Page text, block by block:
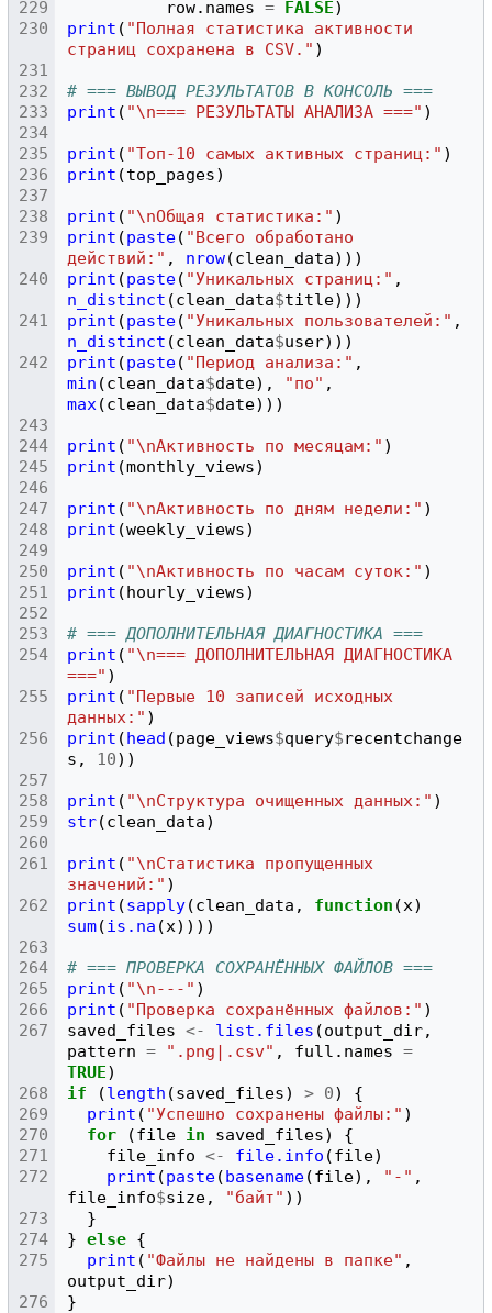
row.names = FALSE)
print ( "Полная статистика активности
страниц сохранена в CSV." )
# === ВЫВОД РЕЗУЛЬТАТОВ В КОНСОЛЬ ===
print ( "\n=== РЕЗУЛЬТАТЫ АНАЛИЗА ===" )
print ( "Топ-10 самых активных страниц:" )
print (top_pages)
print ( "\nОбщая статистика:" )
print (paste( "Всего обработано
действий:" , nrow(clean_data)))
print (paste( "Уникальных страниц:" ,
n_distinct (clean_data$title)))
print (paste( "Уникальных пользователей:" ,
n_distinct (clean_data$user)))
print (paste( "Период анализа:" ,
min (clean_data$date), "по" ,
max (clean_data$date)))
print ( "\nАктивность по месяцам:" )
print (monthly_views)
print ( "\nАктивность по дням недели:" )
print (weekly_views)
print ( "\nАктивность по часам суток:" )
print (hourly_views)
# === ДОПОЛНИТЕЛЬНАЯ ДИАГНОСТИКА ===
print ( "\n=== ДОПОЛНИТЕЛЬНАЯ ДИАГНОСТИКА
===" )
print ( "Первые 10 записей исходных
данных:" )
print (head (page_views$query$recentchange
s , 10))
print ( "\nСтруктура очищенных данных:" )
str(clean_data)
print ( "\nСтатистика пропущенных
значений:" )
print (sapply(clean_data , function (x)
sum(is.na (x))))
# === ПРОВЕРКА СОХРАНЁННЫХ ФАЙЛОВ ===
print ( "\n---" )
print ( "Проверка сохранённых файлов:" )
saved_files <- list.files (output_dir,
pattern = ".png|.csv" , full.names =
TRUE)
if
(length (saved_files) > 0)
{
print ( "Успешно сохранены файлы:" )
for
(file in saved_files)
{
file_info <- file.info (file)
print (paste(basename(file), "-" ,
file_info$size, "байт" ))
}
} else {
print ( "Файлы не найдены в папке" ,
output_dir)
}